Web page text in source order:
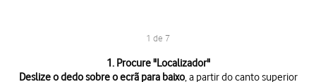
1 de 7
1. Procure "Localizador"
Deslize o dedo sobre o ecrã para baixo, a partir do canto superior